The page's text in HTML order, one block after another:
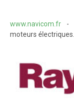
www.navicom.fr -
moteurs électriques.